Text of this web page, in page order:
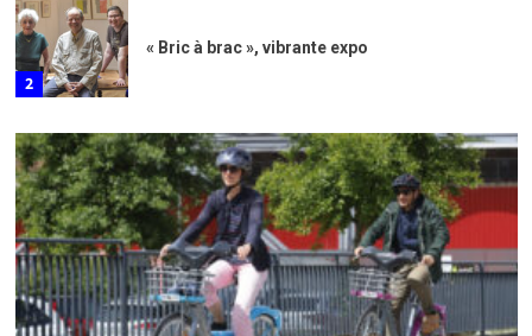
2
« Bric à brac », vibrante expo
3
Mardis des Rives, joyeuses dérives
Un été royal à la Citadelle
Actualités